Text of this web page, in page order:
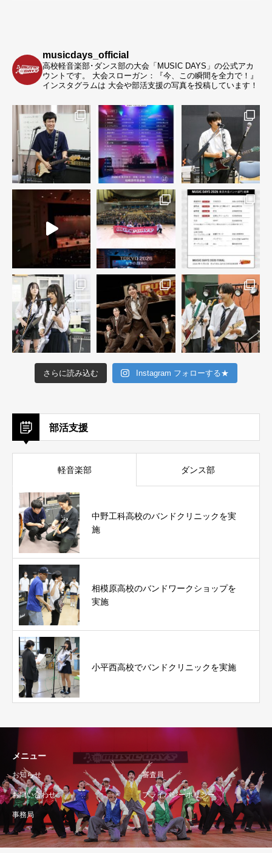
musicdays_official
高校軽音楽部･ダンス部の大会「MUSIC DAYS」の公式アカ
ウントです。
大会スローガン：『今、この瞬間を全力で！』
インスタグラムは 大会や部活支援の写真を投稿しています！
さらに読み込む Instagram フォローする★
部活支援
軽音楽部 ダンス部
中野工科高校のバンドクリニックを実
施
相模原高校のバンドワークショップを
実施
小平西高校でバンドクリニックを実施
メニュー
お知らせ 審査員
お問い合わせ プライバシーポリシー
事務局